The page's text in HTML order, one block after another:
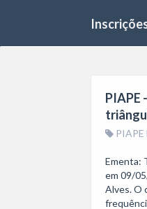
PIAPE
Ementa:
em 09/
Alves. O